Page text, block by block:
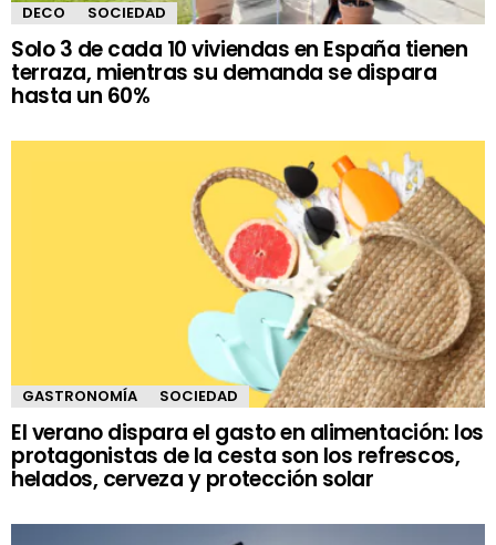
DECO SOCIEDAD
Solo 3 de cada 10 viviendas en España tienen
terraza, mientras su demanda se dispara
hasta un 60%
GASTRONOMÍA SOCIEDAD
El verano dispara el gasto en alimentación: los
protagonistas de la cesta son los refrescos,
helados, cerveza y protección solar